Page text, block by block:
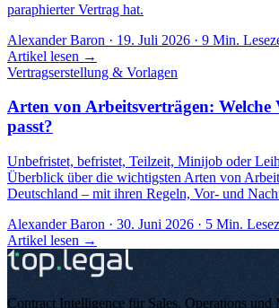
paraphierter Vertrag hat.
Alexander Baron · 19. Juli 2026 · 9 Min.
Artikel lesen →
Vertragserstellung & Vorlagen
Arten von Arbeitsverträgen: Welche
passt?
Unbefristet, befristet, Teilzeit, Minijob oder
Überblick über die wichtigsten Arten von
Deutschland – mit ihren Regeln, Vor- und
Alexander Baron · 30. Juni 2026 · 5 Min.
Artikel lesen →
Contract Intelligence für Sales, Operations und